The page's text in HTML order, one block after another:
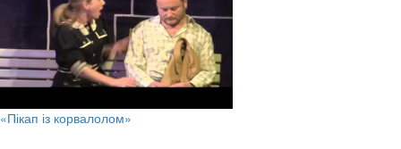
«Пікап із корвалолом»